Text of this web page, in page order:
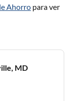
Ahorro para ver
MD